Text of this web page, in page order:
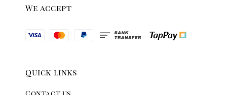
We accept
Quick links